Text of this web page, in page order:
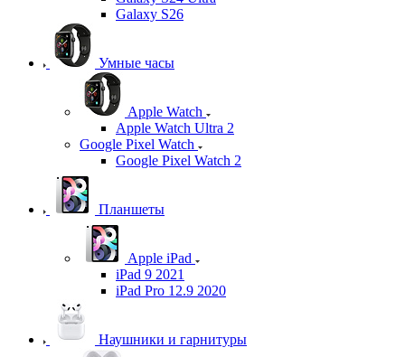
Galaxy S26
Умные часы
Apple Watch
Apple Watch Ultra 2
Google Pixel Watch
Google Pixel Watch 2
Планшеты
Apple iPad
iPad 9 2021
iPad Pro 12.9 2020
Наушники и гарнитуры